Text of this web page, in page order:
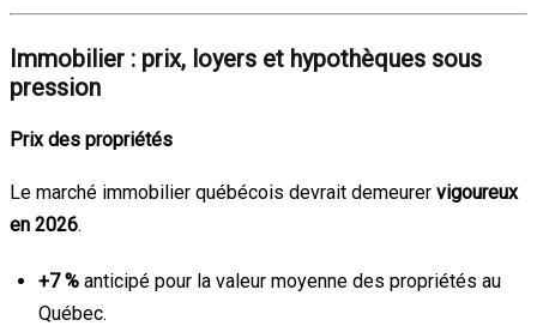
Immobilier : prix, loyers et hypothèques sous
pression
Prix des propriétés
Le marché immobilier québécois devrait demeurer vigoureux
en 2026.
+7 % anticipé pour la valeur moyenne des propriétés au
Québec.